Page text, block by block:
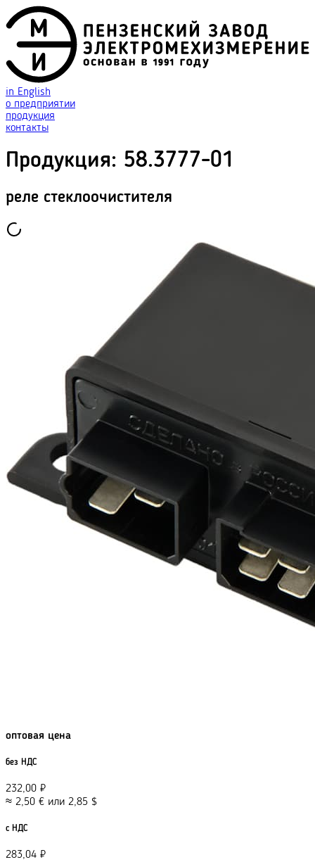
in English
о предприятии
продукция
контакты
Продукция: 58.3777-01
реле стеклоочистителя
оптовая цена
без НДС
232,00 ₽
≈ 2,50 € или 2,85 $
с НДС
283,04 ₽